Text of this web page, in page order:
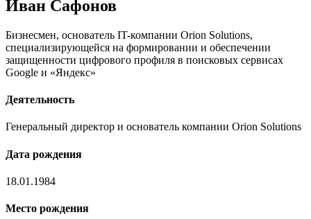
Иван Сафонов
Бизнесмен, основатель IT-компании Orion Solutions,
специализирующейся на формировании и обеспечении
защищенности цифрового профиля в поисковых сервисах
Google и «Яндекс»
Деятельность
Генеральный директор и основатель компании Orion Solutions
Дата рождения
18.01.1984
Место рождения